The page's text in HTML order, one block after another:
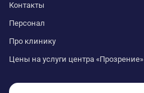
Контакты
Персонал
Про клинику
Цены на услуги центра «Прозрение»